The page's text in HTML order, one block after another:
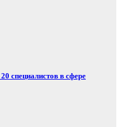
специалистов в сфере